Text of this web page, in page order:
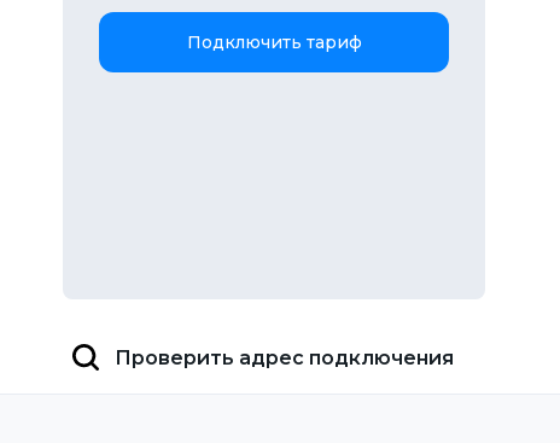
Подключить тариф
Проверить адрес подключения